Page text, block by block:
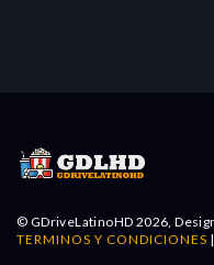
© GDriveLatinoHD 2026,
TERMINOS Y CONDICIONES